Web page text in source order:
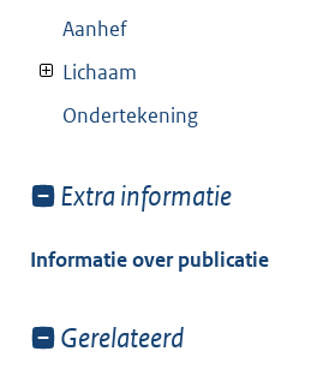
van:
Aanhef
Lichaam
Ondertekening
Toon
van:
Extra informatie
Informatie over publicatie
Toon
Gerelateerd